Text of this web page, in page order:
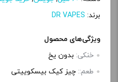
برند: DR VAPES
ویژگی‌های محصول
خنکی: بدون یخ
طعم:: چیز کیک بیسکوییتی